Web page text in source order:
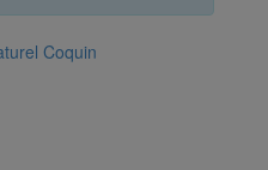
Coquin